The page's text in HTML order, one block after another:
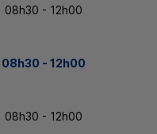
08h30 - 12h00
08h30 - 12h00
08h30 - 12h00